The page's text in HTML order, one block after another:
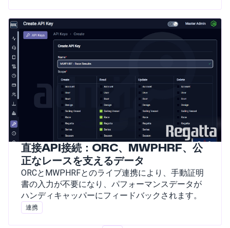
直接API接続：ORC、MWPHRF、公
正なレースを支えるデータ
ORCとMWPHRFとのライブ連携により、手動証明
書の入力が不要になり、パフォーマンスデータが
ハンディキャッパーにフィードバックされます。
連携